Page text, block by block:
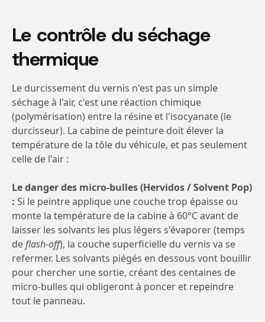
Le contrôle du séchage
thermique
Le durcissement du vernis n'est pas un simple
séchage à l'air, c'est une réaction chimique
(polymérisation) entre la résine et l'isocyanate (le
durcisseur). La cabine de peinture doit élever la
température de la tôle du véhicule, et pas seulement
celle de l'air :
Le danger des micro-bulles (Hervidos / Solvent Pop)
: Si le peintre applique une couche trop épaisse ou
monte la température de la cabine à 60°C avant de
laisser les solvants les plus légers s'évaporer (temps
deflash-off), la couche superficielle du vernis va se
refermer. Les solvants piégés en dessous vont bouillir
pour chercher une sortie, créant des centaines de
micro-bulles qui obligeront à poncer et repeindre
tout le panneau.